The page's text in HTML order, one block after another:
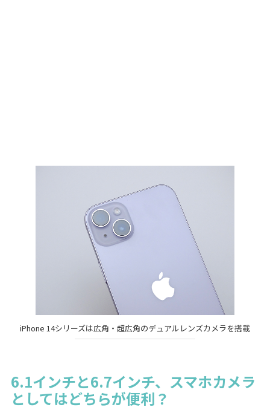
iPhone 14シリーズは広角・超広角のデュアルレンズカメラを搭載
6.1インチと6.7インチ、スマホカメラ
としてはどちらが便利？